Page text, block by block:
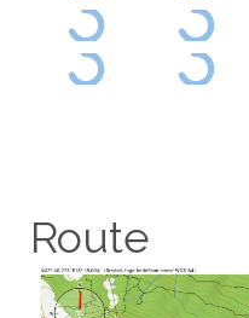
Route